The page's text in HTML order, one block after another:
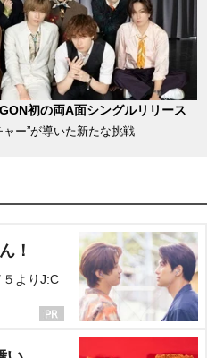
初の両A面シングルリリース
ャー”が導いた新たな挑戦
！
よりJ:C